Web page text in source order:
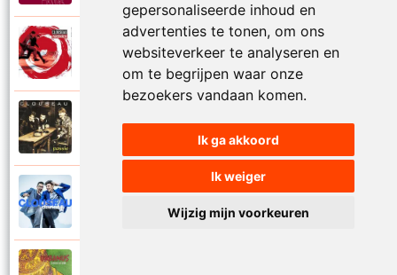
gepersonaliseerde inhoud en
advertenties te tonen, om ons
websiteverkeer te analyseren en
om te begrijpen waar onze
bezoekers vandaan komen.
Ik ga akkoord
Ik weiger
Wijzig mijn voorkeuren
Over morgen
Clouseau
Clouseau